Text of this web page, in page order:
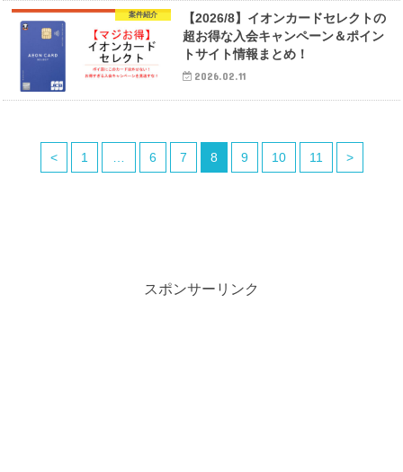
案件紹介
【2026/8】イオンカードセレクトの
超お得な入会キャンペーン＆ポイン
トサイト情報まとめ！
2026.02.11
< 1 6 7 8 9 10 11 >
スポンサーリンク